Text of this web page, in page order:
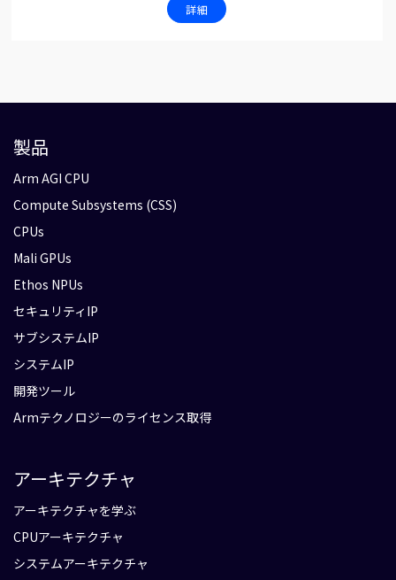
詳細
製品
Arm AGI CPU
Compute Subsystems (CSS)
CPUs
Mali GPUs
Ethos NPUs
セキュリティIP
サブシステムIP
システムIP
開発ツール
Armテクノロジーのライセンス取得
アーキテクチャ
アーキテクチャを学ぶ
CPUアーキテクチャ
システムアーキテクチャ